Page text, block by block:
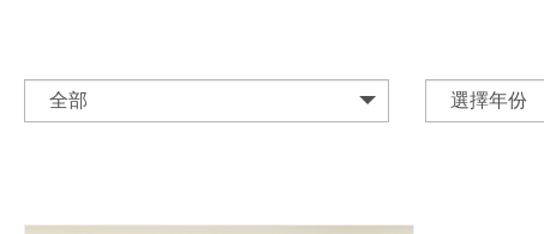
全部 選擇年份